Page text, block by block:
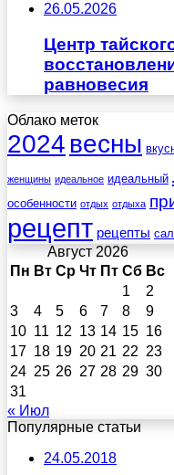
26.05.2026
Центр
равновесия
Облако меток
2024 весны
женщины идеальное идеальный
особенности отдых отдыха
рецепт рецепты
Август 2026
Пн Вт Ср Чт Пт Сб Вс
1
2
3
4 5 6 7 8
9
10 11 12 13 14 15 16
17 18 19 20 21 22 23
24 25 26 27 28 29 30
31
« Июл
Популярные статьи
24.05.2018